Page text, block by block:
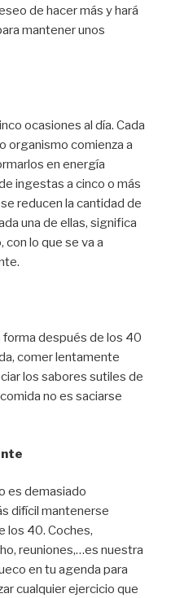
de hacer más y hará
mantener unos
ocasiones al día. Cada
organismo comienza a
en energía
ingestas a cinco o más
reducen la cantidad de
una de ellas, significa
lo que se va a
después de los 40
comer lentamente
los sabores sutiles de
no es saciarse
es demasiado
difícil mantenerse
los 40. Coches,
reuniones,…es nuestra
en tu agenda para
cualquier ejercicio que